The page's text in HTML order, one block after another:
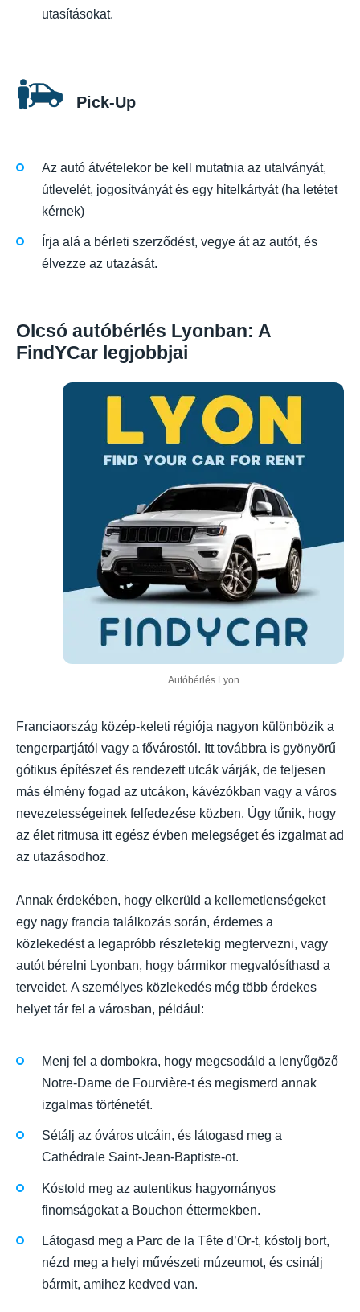
utasításokat.
Pick-Up
Az autó átvételekor be kell mutatnia az utalványát,
útlevelét, jogosítványát és egy hitelkártyát (ha letétet
kérnek)
Írja alá a bérleti szerződést, vegye át az autót, és
élvezze az utazását.
Olcsó autóbérlés Lyonban: A
FindYCar legjobbjai
Autóbérlés Lyon
Franciaország közép-keleti régiója nagyon különbözik a
tengerpartjától vagy a fővárostól. Itt továbbra is gyönyörű
gótikus építészet és rendezett utcák várják, de teljesen
más élmény fogad az utcákon, kávézókban vagy a város
nevezetességeinek felfedezése közben. Úgy tűnik, hogy
az élet ritmusa itt egész évben melegséget és izgalmat ad
az utazásodhoz.
Annak érdekében, hogy elkerüld a kellemetlenségeket
egy nagy francia találkozás során, érdemes a
közlekedést a legapróbb részletekig megtervezni, vagy
autót bérelni Lyonban, hogy bármikor megvalósíthasd a
terveidet. A személyes közlekedés még több érdekes
helyet tár fel a városban, például:
Menj fel a dombokra, hogy megcsodáld a lenyűgöző
Notre-Dame de Fourvière-t és megismerd annak
izgalmas történetét.
Sétálj az óváros utcáin, és látogasd meg a
Cathédrale Saint-Jean-Baptiste-ot.
Kóstold meg az autentikus hagyományos
finomságokat a Bouchon éttermekben.
Látogasd meg a Parc de la Tête d’Or-t, kóstolj bort,
nézd meg a helyi művészeti múzeumot, és csinálj
bármit, amihez kedved van.